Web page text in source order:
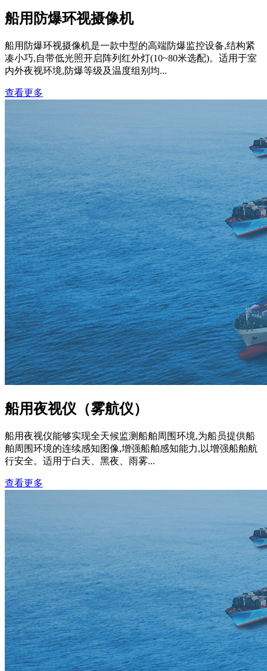
船用防爆环视摄像机
船用防爆环视摄像机是一款中型的高端防爆监控设备,结构紧
凑小巧,自带低光照开启阵列红外灯(10~80米选配)。适用于室
内外夜视环境,防爆等级及温度组别均...
查看更多
船用夜视仪（雾航仪）
船用夜视仪能够实现全天候监测船舶周围环境,为船员提供船
舶周围环境的连续感知图像,增强船舶感知能力,以增强船舶航
行安全。适用于白天、黑夜、雨雾...
查看更多